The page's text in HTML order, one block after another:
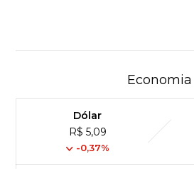
Economia
Dólar
R$ 5,09
-0,37%